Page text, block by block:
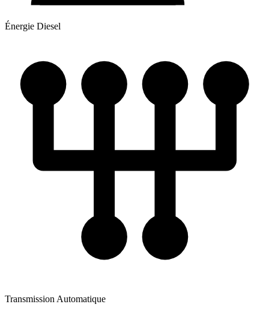
Énergie Diesel
Transmission Automatique